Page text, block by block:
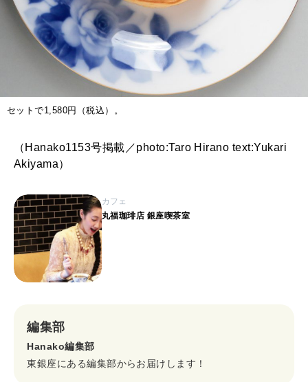
セットで1,580円（税込）。
（Hanako1153号掲載／photo:Taro Hirano text:Yukari
Akiyama）
カフェ
丸福珈琲店 銀座喫茶室
編集部
Hanako編集部
東銀座にある編集部からお届けします！